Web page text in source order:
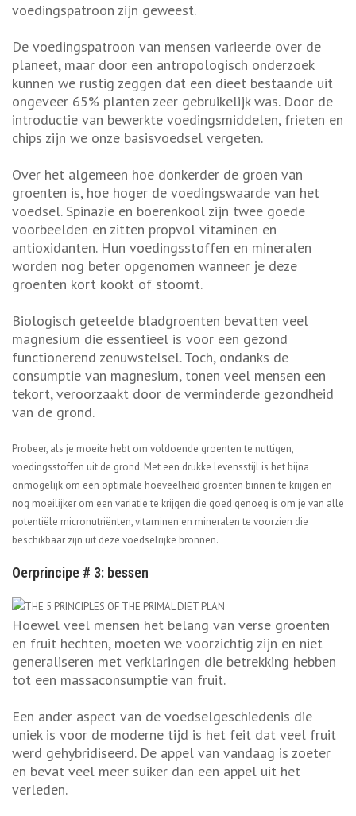
voedingspatroon zijn geweest.
De voedingspatroon van mensen varieerde over de
planeet, maar door een antropologisch onderzoek
kunnen we rustig zeggen dat een dieet bestaande uit
ongeveer 65% planten zeer gebruikelijk was. Door de
introductie van bewerkte voedingsmiddelen, frieten en
chips zijn we onze basisvoedsel vergeten.
Over het algemeen hoe donkerder de groen van
groenten is, hoe hoger de voedingswaarde van het
voedsel. Spinazie en boerenkool zijn twee goede
voorbeelden en zitten propvol vitaminen en
antioxidanten. Hun voedingsstoffen en mineralen
worden nog beter opgenomen wanneer je deze
groenten kort kookt of stoomt.
Biologisch geteelde bladgroenten bevatten veel
magnesium die essentieel is voor een gezond
functionerend zenuwstelsel. Toch, ondanks de
consumptie van magnesium, tonen veel mensen een
tekort, veroorzaakt door de verminderde gezondheid
van de grond.
Probeer, als je moeite hebt om voldoende groenten te nuttigen,
voedingsstoffen uit de grond. Met een drukke levensstijl is het bijna
onmogelijk om een optimale hoeveelheid groenten binnen te krijgen en
nog moeilijker om een variatie te krijgen die goed genoeg is om je van alle
potentiële micronutriënten, vitaminen en mineralen te voorzien die
beschikbaar zijn uit deze voedselrijke bronnen.
Oerprincipe # 3: bessen
Hoewel veel mensen het belang van verse groenten
en fruit hechten, moeten we voorzichtig zijn en niet
generaliseren met verklaringen die betrekking hebben
tot een massaconsumptie van fruit.
Een ander aspect van de voedselgeschiedenis die
uniek is voor de moderne tijd is het feit dat veel fruit
werd gehybridiseerd. De appel van vandaag is zoeter
en bevat veel meer suiker dan een appel uit het
verleden.